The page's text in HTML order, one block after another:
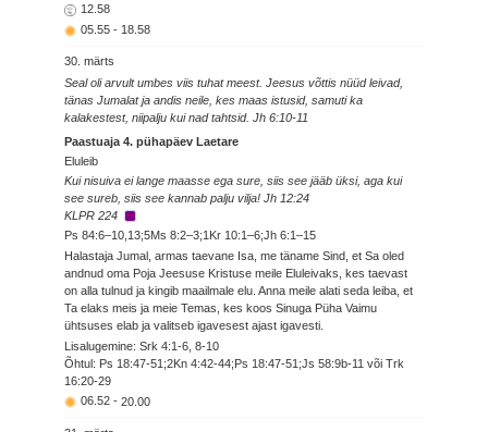
12.58
05.55 - 18.58
30. märts
Seal oli arvult umbes viis tuhat meest. Jeesus võttis nüüd leivad,
tänas Jumalat ja andis neile, kes maas istusid, samuti ka
kalakestest, niipalju kui nad tahtsid. Jh 6:10-11
Paastuaja 4. pühapäev Laetare
Eluleib
Kui nisuiva ei lange maasse ega sure, siis see jääb üksi, aga kui
see sureb, siis see kannab palju vilja! Jh 12:24
KLPR 224
Ps 84:6–10,13;5Ms 8:2–3;1Kr 10:1–6;Jh 6:1–15
Halastaja Jumal, armas taevane Isa, me täname Sind, et Sa oled
andnud oma Poja Jeesuse Kristuse meile Eluleivaks, kes taevast
on alla tulnud ja kingib maailmale elu. Anna meile alati seda leiba, et
Ta elaks meis ja meie Temas, kes koos Sinuga Püha Vaimu
ühtsuses elab ja valitseb igavesest ajast igavesti.
Lisalugemine: Srk 4:1-6, 8-10
Õhtul: Ps 18:47-51;2Kn 4:42-44;Ps 18:47-51;Js 58:9b-11 või Trk
16:20-29
06.52 - 20.00